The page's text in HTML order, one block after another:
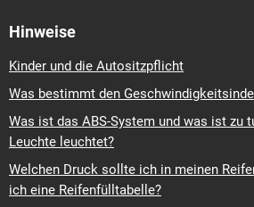
Hinweise
Kinder und die Autositzpflicht
Was bestimmt den
Was ist das ABS-System und was ist zu
Leuchte leuchtet?
Welchen Druck sollte ich in meinen
ich eine Reifenfülltabelle?